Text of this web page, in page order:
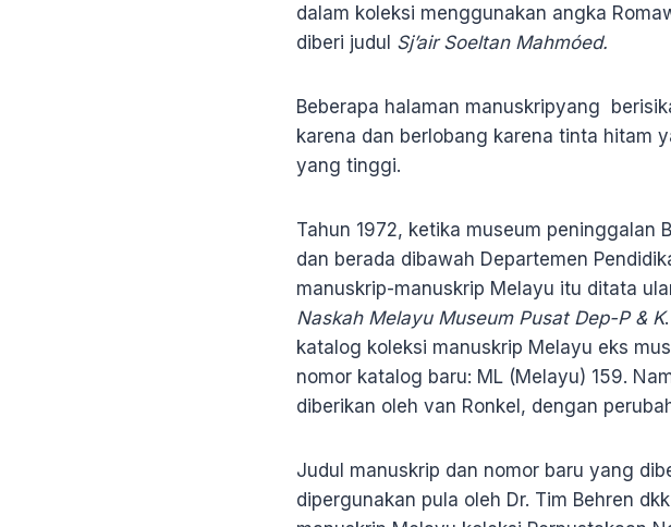
dalam koleksi menggunakan angka
diberi judul Sj’air Soeltan Mahmóed.
Beberapa halaman manuskripyang
karena dan berlobang karena tinta hitam
yang tinggi.
Tahun 1972, ketika museum peninggalan
dan berada dibawah Departemen
manuskrip-manuskrip Melayu itu ditata
Naskah Melayu Museum Pusat Dep-P & K
katalog koleksi manuskrip Melayu eks
nomor katalog baru: ML (Melayu) 159.
diberikan oleh van Ronkel, dengan
Judul manuskrip dan nomor baru yang
dipergunakan pula oleh Dr. Tim Behren